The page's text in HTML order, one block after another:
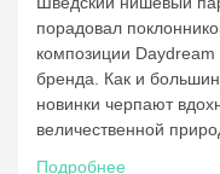
порадовал
композиции
бренда. Как и
новинки черпают
величественной
Подробнее